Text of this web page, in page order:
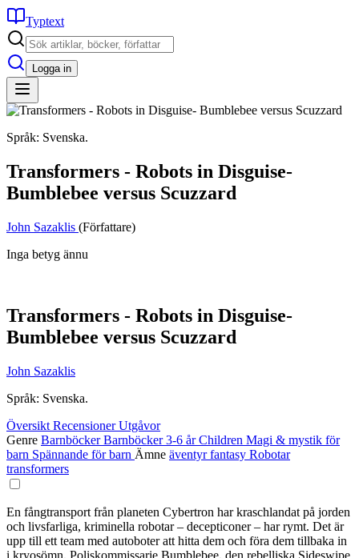
Typtext
Logga in
Språk: Svenska.
Transformers - Robots in Disguise-
Bumblebee versus Scuzzard
John Sazaklis (Författare)
Inga betyg ännu
Transformers - Robots in Disguise-
Bumblebee versus Scuzzard
John Sazaklis
Språk: Svenska.
Översikt RecensionerUtgåvor
Genre BarnböckerBarnböcker 3-6 årChildren Magi & mystik för
barn Spännande för barn Ämne äventyrfantasy Robotar
transformers
En fångtransport från planeten Cybertron har kraschlandat på jorden
och livsfarliga, kriminella robotar – decepticoner – har rymt. Det är
upp till ett team med autoboter att hitta dem och föra dem tillbaka in
i kryosömn. Poliskommissarie Bumblebee, den rebelliska Sideswipe